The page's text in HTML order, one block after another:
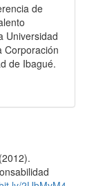
de
Universidad
Corporación
de Ibagué.